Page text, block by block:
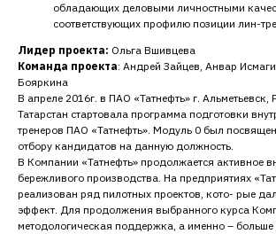
обладающих деловыми личностными
соответствующих профилю позиции лин-
Лидер проекта: Ольга Вшивцева
Команда проекта: Андрей Зайцев, Анвар
Бояркина
В апреле 2016г. в ПАО «Татнефть» г. Альметьевск,
Татарстан стартовала программа подготовки
тренеров ПАО «Татнефть». Модуль 0 был
отбору кандидатов на данную должность.
В Компании «Татнефть» продолжается активное
бережливого производства. На предприятиях
реализован ряд пилотных проектов, кото- рые
эффект. Для продолжения выбранного курса
методологическая поддержка, а именно –